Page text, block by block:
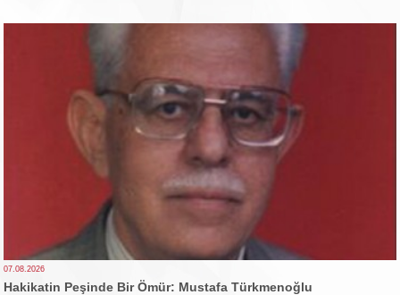
07.08.2026
Hakikatin Peşinde Bir Ömür: Mustafa Türkmenoğlu